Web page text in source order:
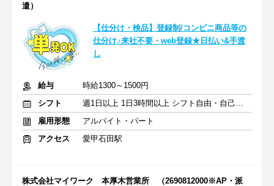
遣）
【仕分け・検品】登録制/コンビニ商品等の
仕分け♪来社不要・web登録★日払い&手渡
し
給与
時給1300～1500円
シフト
週1日以上 1日3時間以上 シフト自由・自己申告
雇用形態
アルバイト・パート
アクセス
愛甲石田駅
株式会社マイワーク 本厚木営業所 （2690812000※AP・派